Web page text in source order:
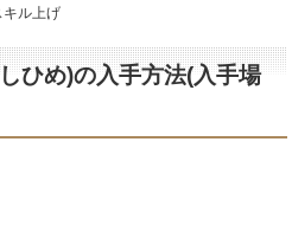
ル上げ
ひめ)の入手方法(入手場